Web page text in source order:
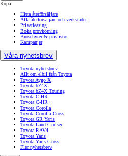
Köpa
Hitta återförsäljare
Alla återförsäljare och verkstäder
Privatleasing
Boka provkörning
Broschyrer & prislistor
Kampanjer
Våra nyhetsbrev
Toyota nyhetsbrev
Allt om elbil från Toyota
Toyota Aygo X
Toyota bZ4X
Toyota bZ4X Touring
Toyota C-HR
Toyota C-HR+
Toyota Corolla
Toyota Corolla Cross
Toyota GR Yaris
Toyota Land Cruiser
Toyota RAV4
Toyota Yaris
Toyota Yaris Cross
Fler nyhetsbrev